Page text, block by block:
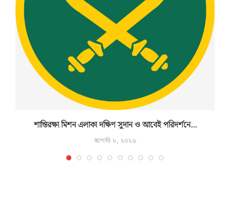
শান্তিরক্ষা মিশন এলাকা দক্ষিণ সুদান ও আবেই পরিদর্শনে...
আগস্ট ৮, ২০২৬